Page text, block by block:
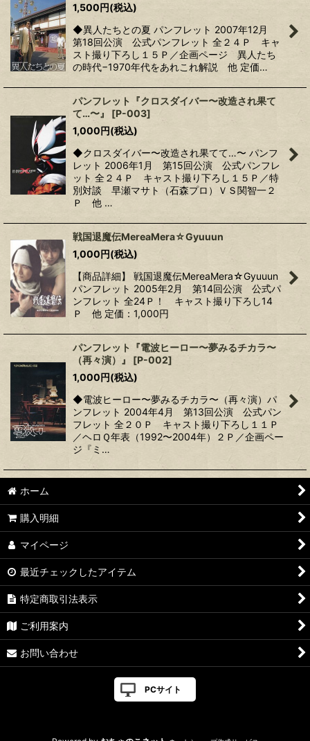
1,500円(税込)
◆異人たちとの夏 パンフレット 2007年12月
第18回公演 公式パンフレット 全２４Ｐ キャ
スト撮り下ろし１５Ｐ／企画ページ 異人たち
の時代−1970年代をあれこれ解説 他 定価…
パンフレット『クロスダイバー〜改造され果て
て…〜』
[P-003]
1,000円(税込)
◆クロスダイバー〜改造され果てて…〜 パンフ
レット 2006年1月 第15回公演 公式パンフレ
ット 全２４Ｐ キャスト撮り下ろし１５Ｐ／特
別対談 早瀬マサト（石森プロ）ＶＳ関智一２
Ｐ 他 …
戦国退魔伝MereaMera☆Gyuuun
1,000円(税込)
【商品詳細】 戦国退魔伝MereaMera☆Gyuuun
パンフレット 2005年2月 第14回公演 公式パ
ンフレット 全24Ｐ！ キャスト撮り下ろし14
Ｐ 他 定価：1,000円
パンフレット『電波ヒーロー〜夢みるチカラ〜
（再々演）』
[P-002]
1,000円(税込)
◆電波ヒーロー〜夢みるチカラ〜（再々演）パ
ンフレット 2004年4月 第13回公演 公式パン
フレット 全２０Ｐ キャスト撮り下ろし１１Ｐ
／ヘロＱ年表（1992〜2004年）２Ｐ／企画ペー
ジ『ミ…
ホーム
購入明細
マイページ
最近チェックしたアイテム
特定商取引法表示
ご利用案内
お問い合わせ
PCサイト